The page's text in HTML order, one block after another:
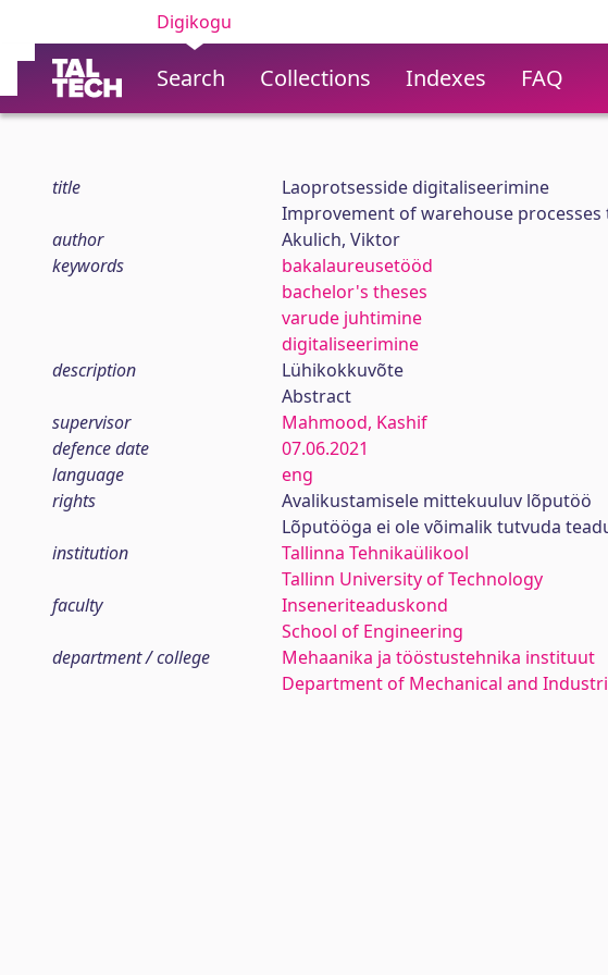
Digikogu
Search Collections Indexes FAQ
title
Laoprotsesside digitaliseerimine
Improvement of warehouse
author
Akulich, Viktor
keywords
bakalaureusetööd
bachelor's theses
varude juhtimine
digitaliseerimine
description
Lühikokkuvõte
Abstract
supervisor
Mahmood, Kashif
defence date
07.06.2021
language
eng
rights
Avalikustamisele mittekuuluv lõputöö
Lõputööga ei ole võimalik tutvuda
institution
Tallinna Tehnikaülikool
Tallinn University of Technology
faculty
Inseneriteaduskond
School of Engineering
department / college
Mehaanika ja tööstustehnika instituut
Department of Mechanical and